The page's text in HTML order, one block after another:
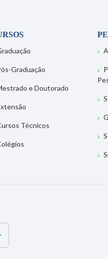
Graduação
e Doutorado
Técnicos